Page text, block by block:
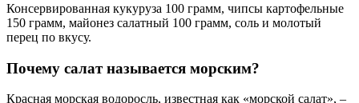
Консервированная кукуруза 100 грамм, чипсы картофельные
150 грамм, майонез салатный 100 грамм, соль и молотый
перец по вкусу.
Почему салат называется морским?
Красная морская водоросль, известная как «морской салат», –